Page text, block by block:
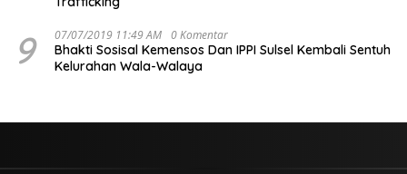
9 07/07/2019 11:49 AM 0 Komentar
Bhakti Sosisal Kemensos Dan IPPI Sulsel Kembali Sentuh
Kelurahan Wala-Walaya